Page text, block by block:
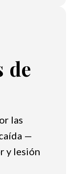
de
las
—
y lesión